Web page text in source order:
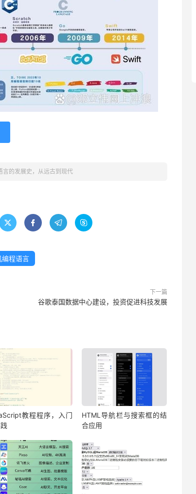
言的发展史，从远古到现代
   
编程语言
下一篇
谷歌泰国数据中心建设，投资促进科技发展
教程程序，入门
HTML导航栏与搜索框的结
合应用